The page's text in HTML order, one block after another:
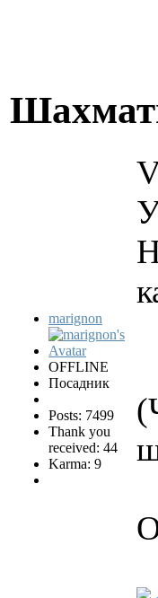
marignon
OFFLINE
Посадник
Posts: 7499
Thank you
received: 44
Karma: 9